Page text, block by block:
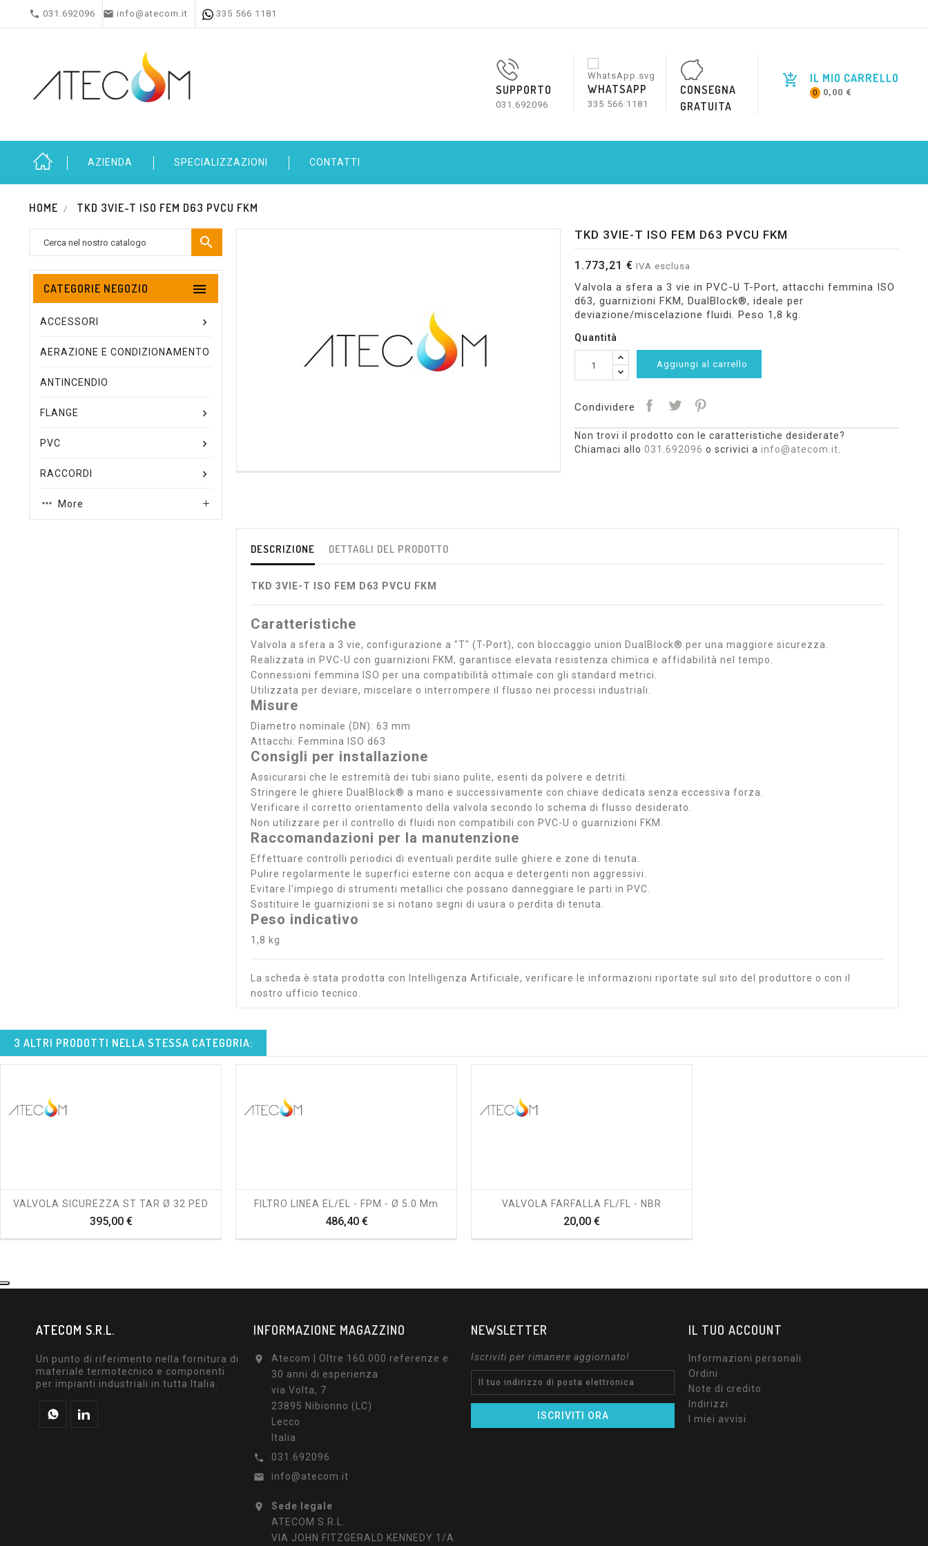
 031.692096  info@atecom.it 335 566 1181
IL MIO CARRELLO
0 0,00 €
SUPPORTO
031.692096
WHATSAPP
335 566 1181
CONSEGNA
GRATUITA
AZIENDA SPECIALIZZAZIONI CONTATTI
HOME TKD 3VIE-T ISO FEM D63 PVCU FKM

CATEGORIE NEGOZIO 
ACCESSORI
AERAZIONE E CONDIZIONAMENTO
ANTINCENDIO
FLANGE
PVC
RACCORDI
More 
TKD 3VIE-T ISO FEM D63 PVCU FKM
1.773,21 € IVA esclusa
Valvola a sfera a 3 vie in PVC-U T-Port, attacchi femmina ISO
d63, guarnizioni FKM, DualBlock®, ideale per
deviazione/miscelazione fluidi. Peso 1,8 kg.
Quantità
Aggiungi al carrello
Condividere
Non trovi il prodotto con le caratteristiche desiderate?
Chiamaci allo 031.692096 o scrivici a info@atecom.it
DESCRIZIONE DETTAGLI DEL PRODOTTO
TKD 3VIE-T ISO FEM D63 PVCU FKM
Caratteristiche
Valvola a sfera a 3 vie, configurazione a "T" (T-Port), con bloccaggio union DualBlock® per una maggiore sicurezza.
Realizzata in PVC-U con guarnizioni FKM, garantisce elevata resistenza chimica e affidabilità nel tempo.
Connessioni femmina ISO per una compatibilità ottimale con gli standard metrici.
Utilizzata per deviare, miscelare o interrompere il flusso nei processi industriali.
Misure
Diametro nominale (DN): 63 mm
Attacchi: Femmina ISO d63
Consigli per installazione
Assicurarsi che le estremità dei tubi siano pulite, esenti da polvere e detriti.
Stringere le ghiere DualBlock® a mano e successivamente con chiave dedicata senza eccessiva forza.
Verificare il corretto orientamento della valvola secondo lo schema di flusso desiderato.
Non utilizzare per il controllo di fluidi non compatibili con PVC-U o guarnizioni FKM.
Raccomandazioni per la manutenzione
Effettuare controlli periodici di eventuali perdite sulle ghiere e zone di tenuta.
Pulire regolarmente le superfici esterne con acqua e detergenti non aggressivi.
Evitare l'impiego di strumenti metallici che possano danneggiare le parti in PVC.
Sostituire le guarnizioni se si notano segni di usura o perdita di tenuta.
Peso indicativo
1,8 kg
La scheda è stata prodotta con Intelligenza Artificiale, verificare le informazioni riportate sul sito del produttore o con il
nostro ufficio tecnico.
3 ALTRI PRODOTTI NELLA STESSA CATEGORIA:
VALVOLA SICUREZZA ST TAR Ø 32 PED
395,00 €Prezzo
FILTRO LINEA EL/EL - FPM - Ø 5.0 Mm
486,40 €Prezzo
VALVOLA FARFALLA FL/FL - NBR
20,00 €Prezzo
ATECOM S.R.L.
Un punto di riferimento nella fornitura di
materiale termotecnico e componenti
per impianti industriali in tutta Italia.
INFORMAZIONE MAGAZZINO

Atecom | Oltre 160.000 referenze e
30 anni di esperienza
via Volta, 7
23895 Nibionno (LC)
Lecco
Italia

031.692096

info@atecom.it

Sede legale
ATECOM S.R.L.
VIA JOHN FITZGERALD KENNEDY 1/A
NEWSLETTER
Iscriviti per rimanere aggiornato!
IL TUO ACCOUNT
Informazioni personali
Ordini
Note di credito
Indirizzi
I miei avvisi